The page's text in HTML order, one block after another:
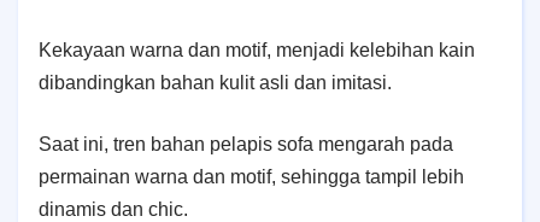
Kekayaan warna dan motif, menjadi kelebihan kain
dibandingkan bahan kulit asli dan imitasi.
Saat ini, tren bahan pelapis sofa mengarah pada
permainan warna dan motif, sehingga tampil lebih
dinamis dan chic.